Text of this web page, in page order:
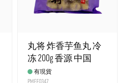
丸将 炸香芋鱼丸 冷
冻 200g 香源 中国
有現貨
PMFF0347